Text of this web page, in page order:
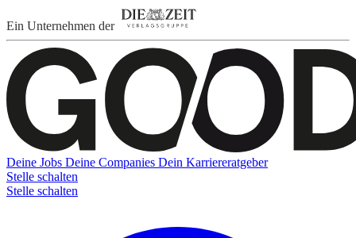
Ein Unternehmen der
Deine Jobs Deine Companies Dein Karriereratgeber
Stelle schalten
Stelle schalten